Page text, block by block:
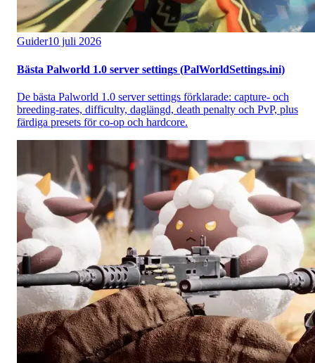
Guider10 juli 2026
Bästa Palworld 1.0 server settings (PalWorldSettings.ini)
De bästa Palworld 1.0 server settings förklarade: capture- och
breeding-rates, difficulty, daglängd, death penalty och PvP, plus
färdiga presets för co-op och hardcore.